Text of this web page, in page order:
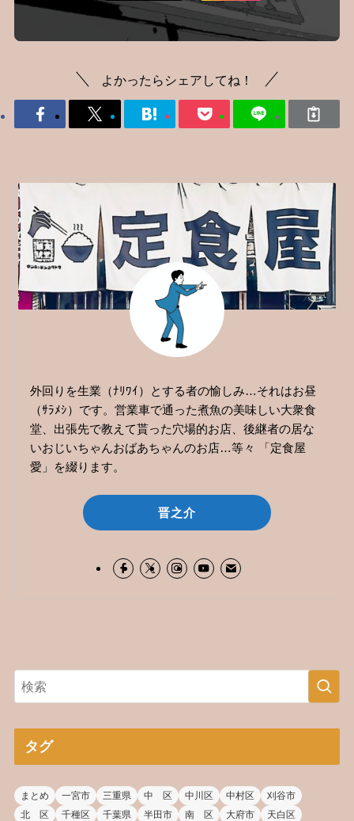
よかったらシェアしてね！
外回りを生業（ﾅﾘﾜｲ）とする者の愉しみ…それはお昼
（ｻﾗﾒｼ）です。営業車で通った煮魚の美味しい大衆食
堂、出張先で教えて貰った穴場的お店、後継者の居な
いおじいちゃんおばあちゃんのお店…等々 「定食屋
愛」を綴ります。
晋之介
タグ
まとめ 一宮市 三重県 中 区 中川区 中村区
刈谷市
北 区
千種区 千葉県 半田市 南 区 大府市
天白区